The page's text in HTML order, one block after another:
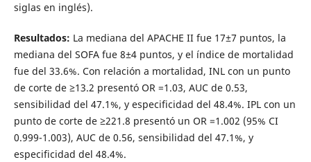
siglas en inglés).
Resultados: La mediana del APACHE II fue 17±7 puntos, la
mediana del SOFA fue 8±4 puntos, y el índice de mortalidad
fue del 33.6%. Con relación a mortalidad, INL con un punto
de corte de ≥13.2 presentó OR =1.03, AUC de 0.53,
sensibilidad del 47.1%, y especificidad del 48.4%. IPL con un
punto de corte de ≥221.8 presentó un OR =1.002 (95% CI
0.999-1.003), AUC de 0.56, sensibilidad del 47.1%, y
especificidad del 48.4%.